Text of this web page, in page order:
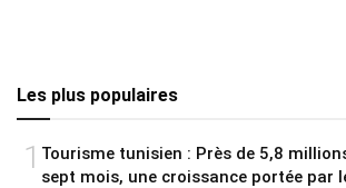
Les plus populaires
1 Tourisme tunisien : Près de 5,8
sept mois, une croissance portée par